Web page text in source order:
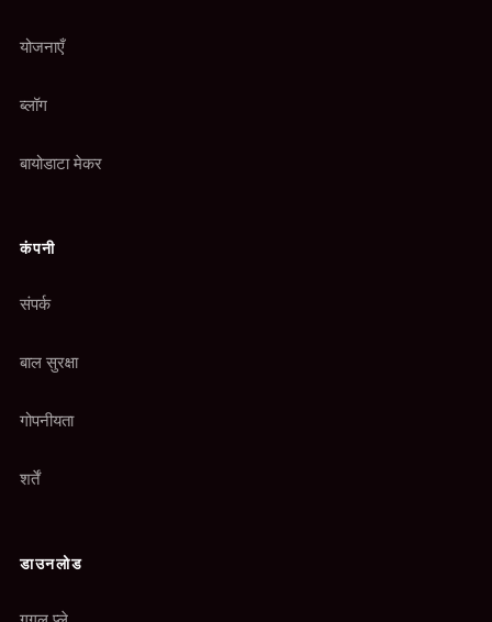
योजनाएँ
ब्लॉग
बायोडाटा मेकर
कंपनी
संपर्क
बाल सुरक्षा
गोपनीयता
शर्तें
डाउनलोड